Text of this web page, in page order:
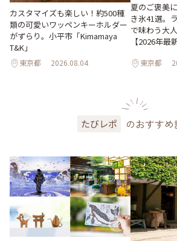
カスタマイズも楽しい！約500種
類の可愛いワッペンキーホルダー
がずらり。小平市「Kimamaya
T&K」
東京都 2026.08.04
夏のご褒美
き氷41選。
で味わう大
【2026年最
東京都
たびレポ のおすすめ